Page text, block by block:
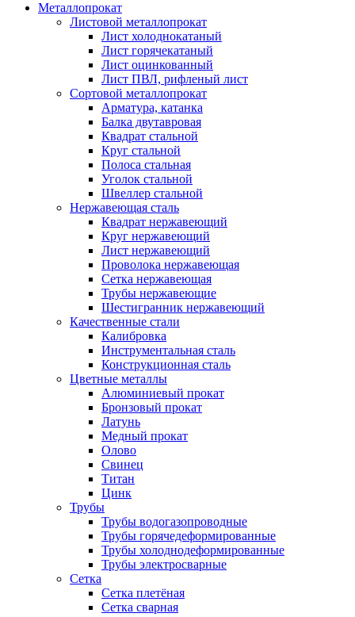
Металлопрокат
Листовой металлопрокат
Лист холоднокатаный
Лист горячекатаный
Лист оцинкованный
Лист ПВЛ, рифленый лист
Сортовой металлопрокат
Арматура, катанка
Балка двутавровая
Квадрат стальной
Круг стальной
Полоса стальная
Уголок стальной
Швеллер стальной
Нержавеющая сталь
Квадрат нержавеющий
Круг нержавеющий
Лист нержавеющий
Проволока нержавеющая
Сетка нержавеющая
Трубы нержавеющие
Шестигранник нержавеющий
Качественные стали
Калибровка
Инструментальная сталь
Конструкционная сталь
Цветные металлы
Алюминиевый прокат
Бронзовый прокат
Латунь
Медный прокат
Олово
Свинец
Титан
Цинк
Трубы
Трубы водогазопроводные
Трубы горячедеформированные
Трубы холоднодеформированные
Трубы электросварные
Сетка
Сетка плетёная
Сетка сварная